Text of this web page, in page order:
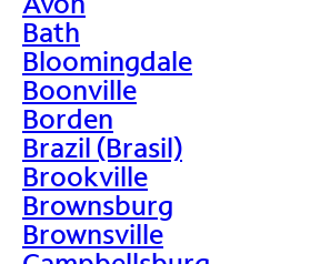
Bath
Bloomingdale
Boonville
Borden
Brazil (Brasil)
Brookville
Brownsburg
Brownsville